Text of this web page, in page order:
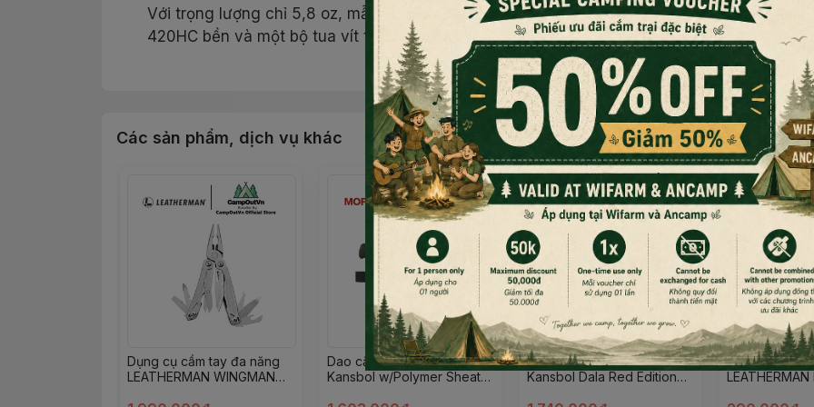
Với trọng lượng chỉ 5,8 oz, mẫu kìm Leatherman thép không gỉ này cung cấp 14 công cụ
420HC bền và một bộ tua vít tiêu chuẩn.
Tay cầm của Leatherman Bond có đường viền để bạn cầm thoải mái khi sử dụng các
hữu một cây kềm leatherman hoặc một cây kèm sơ cua đắc lực. Kìm đi
kèm một bao đựng bằng sợi Nylon chắc chắn
Thiết kế tối giản với 14 chức năng cơ bản
Lưỡi dao cao cấp thép 420HC
Đọc thêm nội dung
Các sản phẩm, dịch vụ khác
Dụng cụ cầm tay đa năng
LEATHERMAN WINGMAN
Dao cắm trại Morakniv
Kansbol w/Polymer Sheath
Dao cắm trại Morakniv
Kansbol Dala Red Edition
Móc cài đa
LEATHERMAN